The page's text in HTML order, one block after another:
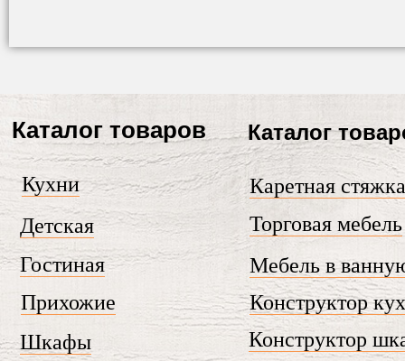
Детская
Конструктор
Прихожие
Каретная стяжка
Каталог
Мебель в
Конструктор
Шкафы
Торговая мебель
Гостиная
Кухни
Каталог товаров